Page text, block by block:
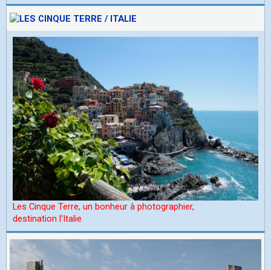
Les Cinque Terre, un bonheur à photographier,
destination l'Italie